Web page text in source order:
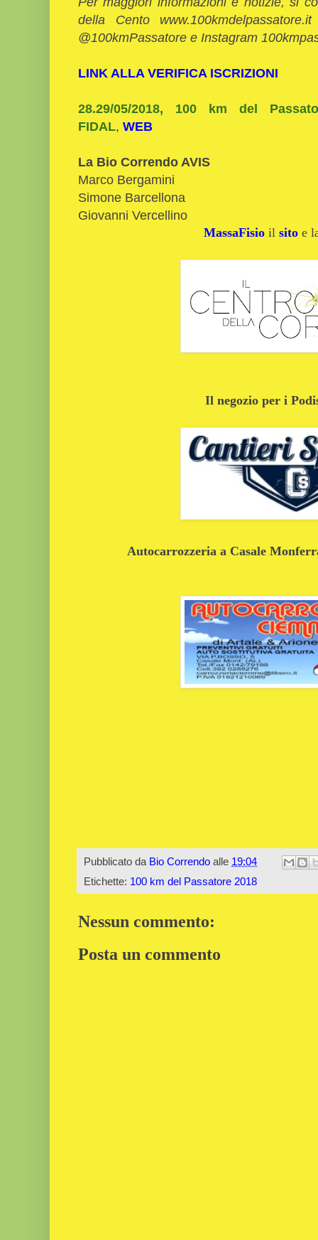
della Cento
@100kmPassatore e Instagram
LINK ALLA VERIFICA ISCRIZIONI
28.29/05/2018, 100 km del
FIDAL, WEB
La Bio Correndo AVIS
Marco Bergamini
Simone Barcellona
Giovanni Vercellino
MassaFisio il sito e
Il negozio per i
Autocarrozzeria a Casale
Pubblicato da Bio Correndo alle 19:04
Etichette: 100 km del Passatore 2018
Nessun commento:
Posta un commento